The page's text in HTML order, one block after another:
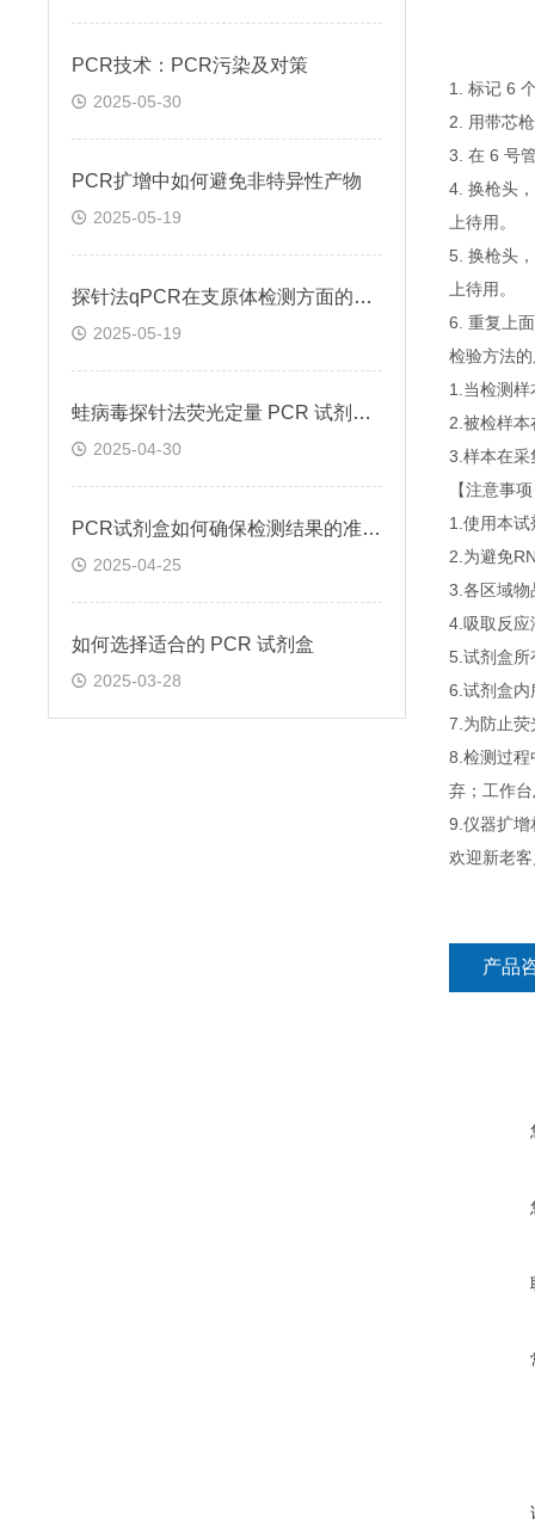
PCR技术：PCR污染及对策
2025-05-30
PCR扩增中如何避免非特异性产物
2025-05-19
探针法qPCR在支原体检测方面的应用
2025-05-19
蛙病毒探针法荧光定量 PCR 试剂盒定量定性检测
2025-04-30
PCR试剂盒如何确保检测结果的准确性和可靠性
2025-04-25
如何选择适合的 PCR 试剂盒
2025-03-28
1. 标记 6
2. 用带芯
3. 在 6 号
4. 换枪头
上待用。
5. 换枪头
上待用。
6. 重复上
检验方法
1.当检测
2.被检样
3.样本在采
【注意事
1.使用本
2.为避免
3.各区域物
4.吸取反应
5.试剂盒所
6.试剂盒内
7.为防止荧
8.检测过程
弃；工作
9.仪器扩增
欢迎新老
产品